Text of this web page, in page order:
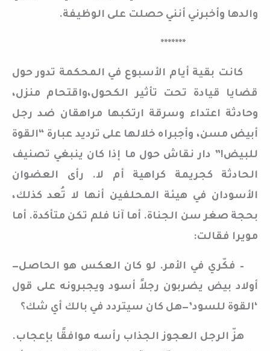
والدها وأخبرني أنني حصلت على الوظيفة.
*******
كانت بقية أيام الأسبوع في المحكمة تدور حول
قضايا قيادة تحت تأثير الكحول،واقتحام منزل،
وحادثة اعتداء وسرقة ارتكبها مراهقان ضد رجل
أبيض مسن، وأجبراه خلالها على ترديد عبارة “القوة
للبيض!” دار نقاش حول ما إذا كان ينبغي تصنيف
الحادثة كجريمة كراهية أم لا. رأى العضوان
الأسودان في هيئة المحلفين أنها لا تُعد كذلك،
بحجة صغر سن الجناة. أما آنا فلم تكن متأكدة. أما
مويرا فقالت:
– فكّري في الأمر. لو كان العكس هو الحاصل—
أولاد بيض يضربون رجلاً أسود ويجبرونه على قول
‘القوة للسود’—هل كان سيتردد في بالك أي شك؟
هزّ الرجل العجوز الجذاب رأسه موافقًا بإعجاب.